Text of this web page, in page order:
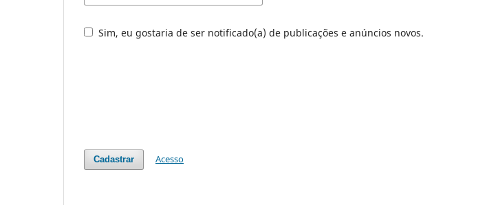
Sim, eu gostaria de ser notificado(a) de publicações e anúncios novos.
Cadastrar Acesso